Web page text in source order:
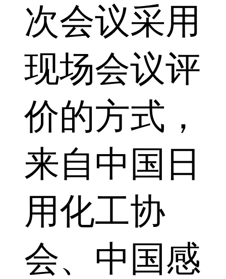
次会议采用
现场会议评
价的方式，
来自中国日
用化工协
会、中国感